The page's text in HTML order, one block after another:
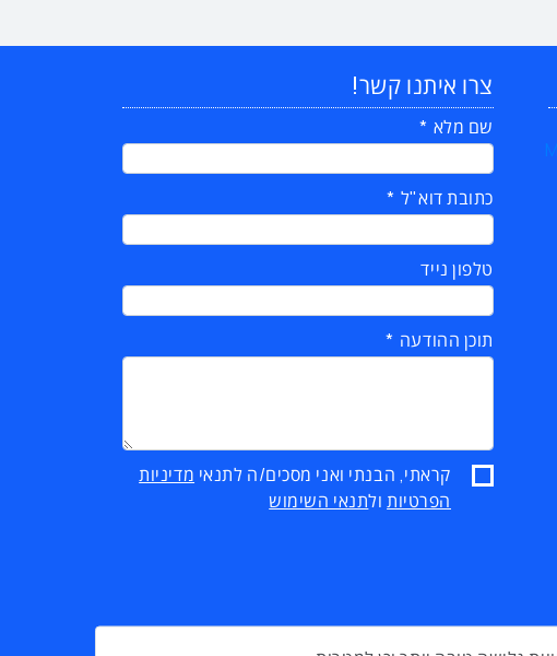
צרו איתנו קשר!
שם מלא
כתובת דוא"ל
טלפון נייד
תוכן ההודעה
קראתי, הבנתי ואני מסכים/ה לתנאי מדיניות
הפרטיותולתנאי השימוש